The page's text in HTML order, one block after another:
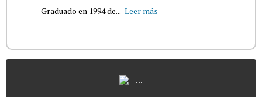
Graduado en 1994 de... Leer más
...